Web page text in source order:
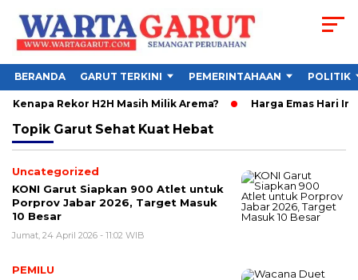
BERANDA GARUT TERKINI PEMERINTAHAAN POLITIK
Rekor H2H Masih Milik Arema? Harga Emas Hari Ini
Topik Garut Sehat Kuat Hebat
Uncategorized
KONI Garut Siapkan 900 Atlet untuk
Porprov Jabar 2026, Target Masuk
10 Besar
Jumat, 24 April 2026 - 11:02 WIB
PEMILU